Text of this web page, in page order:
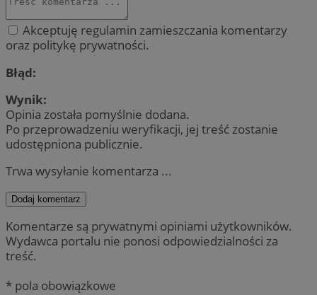
Akceptuję regulamin zamieszczania komentarzy
oraz politykę prywatności.
Błąd:
Wynik:
Opinia została pomyślnie dodana.
Po przeprowadzeniu weryfikacji, jej treść zostanie
udostępniona publicznie.
Trwa wysyłanie komentarza ...
Dodaj komentarz
Komentarze są prywatnymi opiniami użytkowników.
Wydawca portalu nie ponosi odpowiedzialności za
treść.
* pola obowiązkowe